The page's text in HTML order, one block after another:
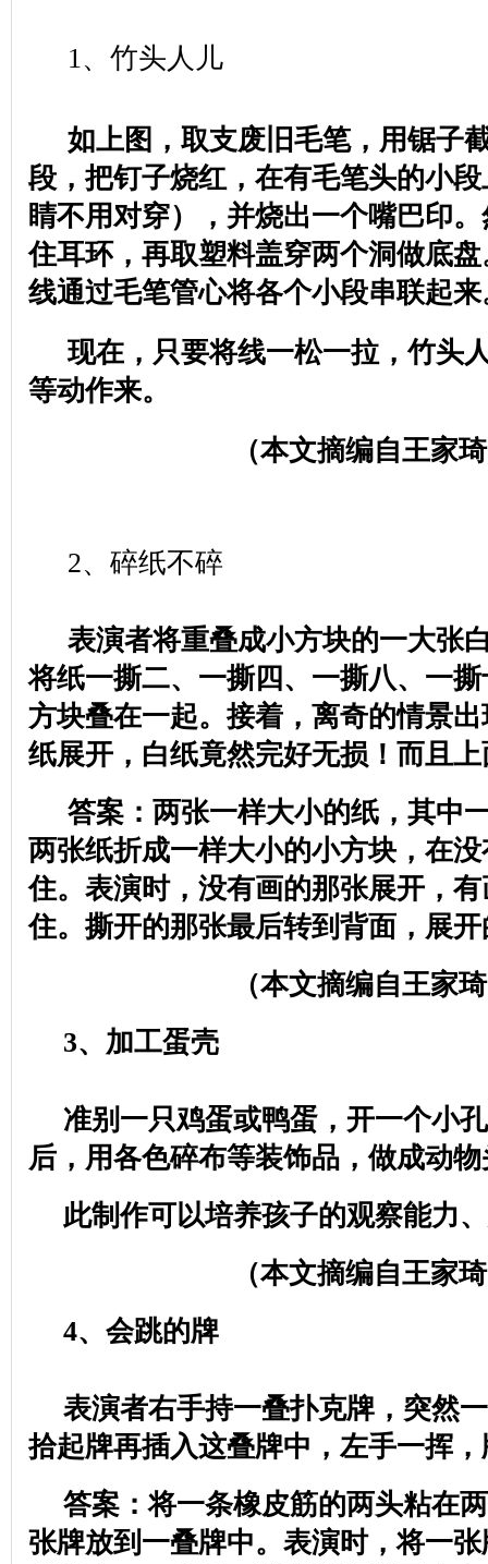
1、竹头人儿
如上图，取支废旧毛笔，用锯子
段，把钉子烧红，在有毛笔头的小
睛不用对穿），并烧出一个嘴巴印
住耳环，再取塑料盖穿两个洞做底
线通过毛笔管心将各个小段串联起来
现在，只要将线一松一拉，竹头
等动作来。
（本文摘编自王家
2、碎纸不碎
表演者将重叠成小方块的一大张
将纸一撕二、一撕四、一撕八、一
方块叠在一起。接着，离奇的情景
纸展开，白纸竟然完好无损！而且
答案：两张一样大小的纸，其中
两张纸折成一样大小的小方块，在
住。表演时，没有画的那张展开，
住。撕开的那张最后转到背面，展
（本文摘编自王家
3、加工蛋壳
准别一只鸡蛋或鸭蛋，开一个小
后，用各色碎布等装饰品，做成动
此制作可以培养孩子的观察能力
（本文摘编自王家
4、会跳的牌
表演者右手持一叠扑克牌，突然
拾起牌再插入这叠牌中，左手一挥
答案：将一条橡皮筋的两头粘在
张牌放到一叠牌中。表演时，将一